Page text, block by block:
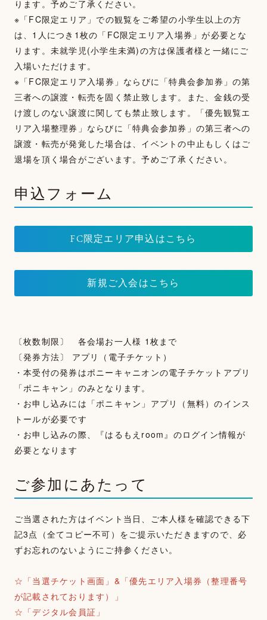
ります。予めご了承ください。
※「FC限定エリア」での観覧をご希望の小学生以上の方
は、1人につき1枚の「FC限定エリア入場券」が必要とな
ります。未就学児(小学生未満)の方は保護者様と一緒にご
入場いただけます。
※「FC限定エリア入場券」ならびに「特典会参加券」の第
三者への譲渡・転売を固く禁止致します。また、金銭の受
け渡しのない譲渡に関しても禁止致します。「優先観覧エ
リア入場整理券」ならびに「特典会参加券」の第三者への
譲渡・転売が発覚した場合は、イベントの中止もしくはご
退場を頂く場合がございます。予めご了承ください。
申込フォーム
FC限定エリア申込はこちら
新規ご入会はこちら
〔枚数制限〕 各会場お一人様 1枚まで
〔発券方法〕 アプリ（電子チケット）
・本受付の発券はポニーキャニオンの電子チケットアプリ
「ポニキャン」のみとなります。
・お申し込みには「ポニキャン」アプリ（無料）のインス
トールが必要です
・お申し込みの際、『はるもえroom』のログイン情報が
必要となります
ご参加にあたって
ご当選された方はイベント当日、ご本人様を確認できる下
記3点（全てコピー不可）をご提示いただきますので、必
ずお忘れのないようにご持参ください。
☆「当選チケット画面」&「優先エリア入場券（整理番号
が記載されております）」
☆「デジタル会員証」